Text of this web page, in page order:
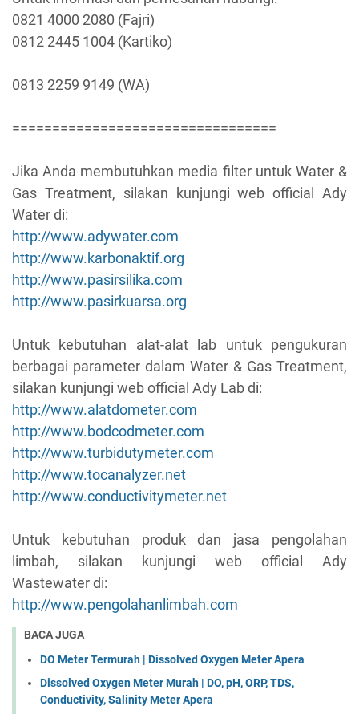
0821 4000 2080 (Fajri)
0812 2445 1004 (Kartiko)
0813 2259 9149 (WA)
=================================
Jika Anda membutuhkan media filter untuk Water &
Gas Treatment, silakan kunjungi web official Ady
Water di:
http://www.adywater.com
http://www.karbonaktif.org
http://www.pasirsilika.com
http://www.pasirkuarsa.org
Untuk kebutuhan alat-alat lab untuk pengukuran
berbagai parameter dalam Water & Gas Treatment,
silakan kunjungi web official Ady Lab di:
http://www.alatdometer.com
http://www.bodcodmeter.com
http://www.turbidutymeter.com
http://www.tocanalyzer.net
http://www.conductivitymeter.net
Untuk kebutuhan produk dan jasa pengolahan
limbah, silakan kunjungi web official Ady
Wastewater di:
http://www.pengolahanlimbah.com
BACA JUGA
DO Meter Termurah | Dissolved Oxygen Meter Apera
Dissolved Oxygen Meter Murah | DO, pH, ORP, TDS,
Conductivity, Salinity Meter Apera